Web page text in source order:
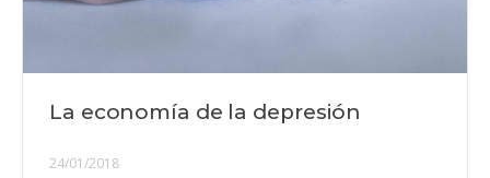
La economía de la depresión
24/01/2018